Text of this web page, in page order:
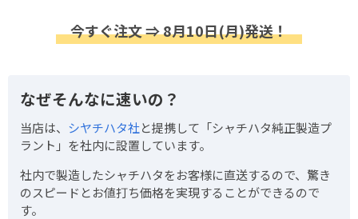
今すぐ注文 ⇒ 8月10日(月)発送！
なぜそんなに速いの？
当店は、 シヤチハタ社と提携して「シャチハタ純正製造プ
ラント」を社内に設置しています。
社内で製造したシャチハタをお客様に直送するので、驚き
のスピードとお値打ち価格を実現することができるので
す。